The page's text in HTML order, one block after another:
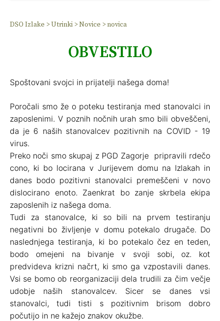
DSO Izlake >Utrinki >Novice >novica
OBVESTILO
Spoštovani svojci in prijatelji našega doma!
Poročali smo že o poteku testiranja med stanovalci in
zaposlenimi. V poznih nočnih urah smo bili obveščeni,
da je 6 naših stanovalcev pozitivnih na COVID - 19
virus.
Preko noči smo skupaj z PGD Zagorje pripravili rdečo
cono, ki bo locirana v Jurijevem domu na Izlakah in
danes bodo pozitivni stanovalci premeščeni v novo
dislocirano enoto. Zaenkrat bo zanje skrbela ekipa
zaposlenih iz našega doma.
Tudi za stanovalce, ki so bili na prvem testiranju
negativni bo življenje v domu potekalo drugače. Do
naslednjega testiranja, ki bo potekalo čez en teden,
bodo omejeni na bivanje v svoji sobi, oz. kot
predvideva krizni načrt, ki smo ga vzpostavili danes.
Vsi se bomo ob reorganizaciji dela trudili za čim večje
udobje naših stanovalcev. Sicer se danes vsi
stanovalci, tudi tisti s pozitivnim brisom dobro
počutijo in ne kažejo znakov okužbe.